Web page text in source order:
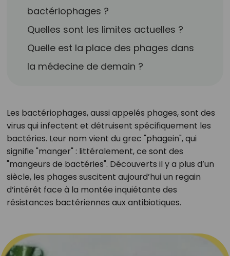
bactériophages ?
Quelles sont les limites actuelles ?
Quelle est la place des phages dans
la médecine de demain ?
Les bactériophages, aussi appelés phages, sont des
virus qui infectent et détruisent spécifiquement les
bactéries. Leur nom vient du grec "phagein", qui
signifie "manger" : littéralement, ce sont des
"mangeurs de bactéries". Découverts il y a plus d’un
siècle, les phages suscitent aujourd’hui un regain
d’intérêt face à la montée inquiétante des
résistances bactériennes aux antibiotiques.